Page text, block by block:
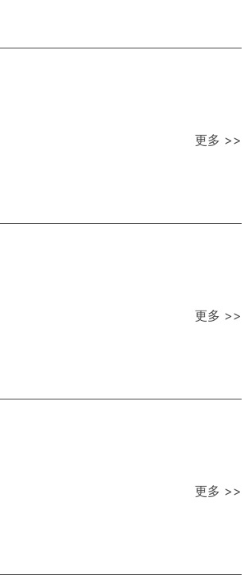
更多 >>
更多 >>
更多 >>